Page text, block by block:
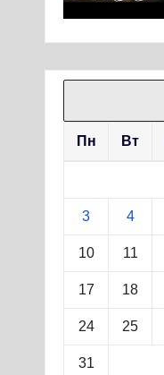
Пн Вт
3 4
10 11
17 18
24 25
31